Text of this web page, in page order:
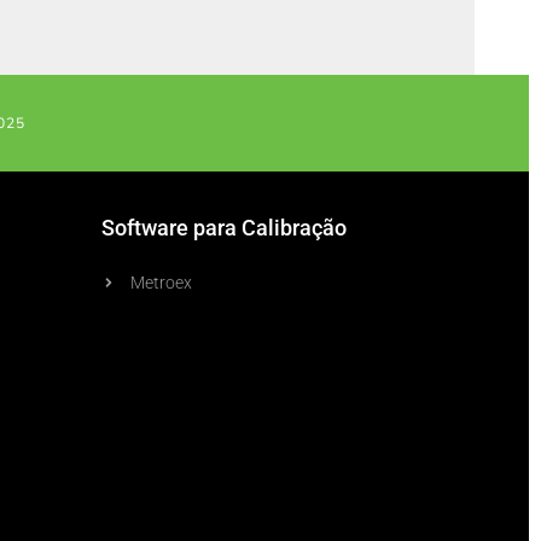
Software para Calibração
Metroex